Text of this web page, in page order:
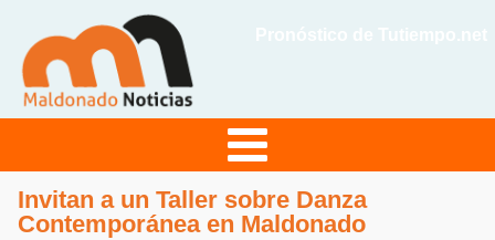
Invitan a un Taller sobre Danza
Contemporánea en Maldonado